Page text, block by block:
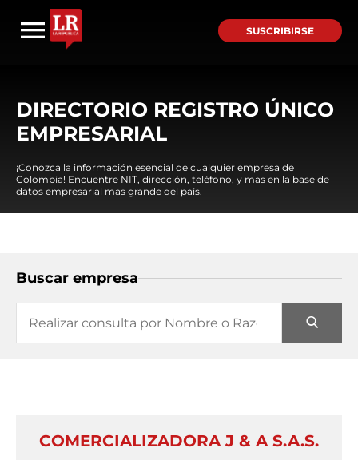
SUSCRIBIRSE
DIRECTORIO REGISTRO ÚNICO
EMPRESARIAL
¡Conozca la información esencial de cualquier empresa de
Colombia! Encuentre NIT, dirección, teléfono, y mas en la base de
datos empresarial mas grande del país.
Buscar empresa
COMERCIALIZADORA J & A S.A.S.